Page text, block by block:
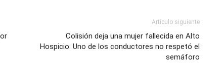
Artículo siguiente
Colisión deja una mujer fallecida en Alto
Hospicio: Uno de los conductores no respetó el
semáforo